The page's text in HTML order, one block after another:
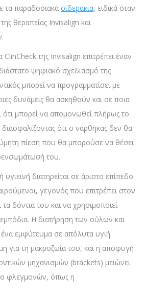
τα παραδοσιακά σιδεράκια, ειδικά όταν
θεραπείας Invisalign και
της Invisalign επιτρέπει έναν
ψηφιακό σχεδιασμό της
μπορεί να προγραμματίσει με
δυνάμεις θα ασκηθούν και σε ποια
ότι μπορεί να απομονωθεί πλήρως το
ότι ο νάρθηκας δεν θα
πίεση που θα μπορούσε να θέσει
του.
διατηρείται σε άριστο επίπεδο.
γεγονός που επιτρέπει στον
δόντια του και να χρησιμοποιεί
Η διατήρηση των ούλων και
εμφύτευμα σε απόλυτα υγιή
για τη μακροζωία του, και η αποφυγή
μηχανισμών (brackets) μειώνει
φλεγμονών, όπως η